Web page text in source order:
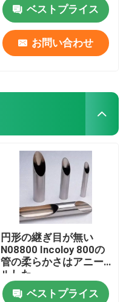
ベストプライス
お問い合わせ
円形の継ぎ目が無い
N08800 Incoloy 800の
管の柔らかさはアニー
ルした
ベストプライス